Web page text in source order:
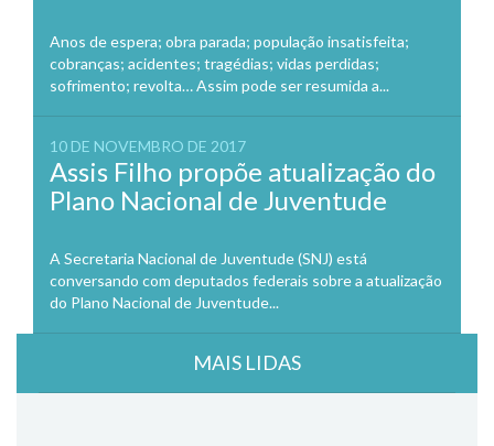
Anos de espera; obra parada; população insatisfeita;
cobranças; acidentes; tragédias; vidas perdidas;
sofrimento; revolta… Assim pode ser resumida a...
10 DE NOVEMBRO DE 2017
Assis Filho propõe atualização do
Plano Nacional de Juventude
A Secretaria Nacional de Juventude (SNJ) está
conversando com deputados federais sobre a atualização
do Plano Nacional de Juventude...
MAIS LIDAS